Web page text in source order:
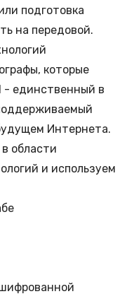
подготовка
на передовой.
которые
- единственный в
Интернета.
области
и используем